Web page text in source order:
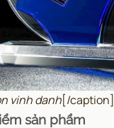
vinh danh[/caption]
sản phẩm